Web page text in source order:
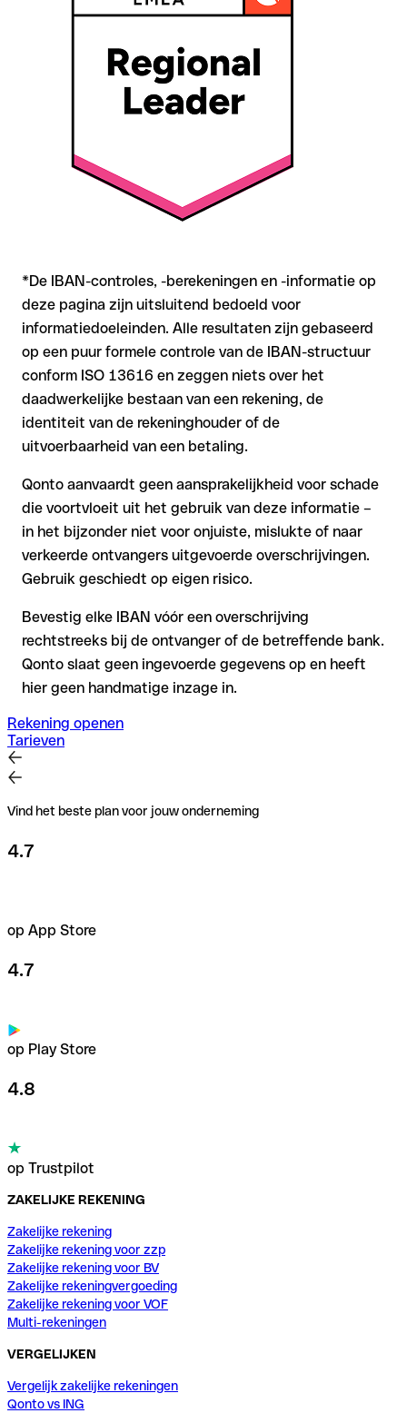
zich mee
: Controleer elke IBAN vóór een
met onze gratis IBAN Checker op formele juistheid, en
bevestig de IBAN bij twijfel direct bij de ontvanger. Vooral bij
grotere bedragen of nieuwe zakenrelaties is deze
*De IBAN-controles, -berekeningen en -informatie op
deze pagina zijn uitsluitend bedoeld voor
informatiedoeleinden. Alle resultaten zijn gebaseerd
op een puur formele controle van de IBAN-structuur
conform ISO 13616 en zeggen niets over het
daadwerkelijke bestaan van een rekening, de
identiteit van de rekeninghouder of de
uitvoerbaarheid van een betaling.
Qonto aanvaardt geen aansprakelijkheid voor schade
die voortvloeit uit het gebruik van deze informatie –
in het bijzonder niet voor onjuiste, mislukte of naar
verkeerde ontvangers uitgevoerde overschrijvingen.
Gebruik geschiedt op eigen risico.
Bevestig elke IBAN vóór een overschrijving
rechtstreeks bij de ontvanger of de betreffende bank.
Qonto slaat geen ingevoerde gegevens op en heeft
hier geen handmatige inzage in.
Rekening openen
Tarieven
Vind het beste plan voor jouw onderneming
4.7
op App Store
4.7
op Play Store
4.8
op Trustpilot
ZAKELIJKE REKENING
Zakelijke rekening
Zakelijke rekening voor zzp
Zakelijke rekening voor BV
Zakelijke rekeningvergoeding
Zakelijke rekening voor VOF
Multi-rekeningen
VERGELIJKEN
Vergelijk zakelijke rekeningen
Qonto vs ING